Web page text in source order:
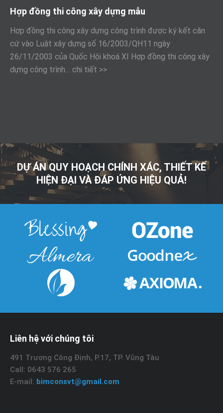
Hợp đồng thi công xây dựng mẫu
Hợp đồng thi công xây dựng công trình được ký kết căn
cứ vào Luật xây dựng số 16/2003/QH11 ngày
26/11/2003 của Quốc Hội khoá XI Hợp đồng thi công xây
dựng công trình… chi tiết >>
DỰ ÁN QUY HOẠCH CHÍNH XÁC, THIẾT KẾ
HIỆN ĐẠI VÀ ĐÁP ỨNG HIỆU QUẢ!
Liên hệ với chúng tôi
491 Trương Công Định, P.17, TP. Vũng Tàu
Call: 0643 576 265
E-mail: bimconsvt@gmail.com